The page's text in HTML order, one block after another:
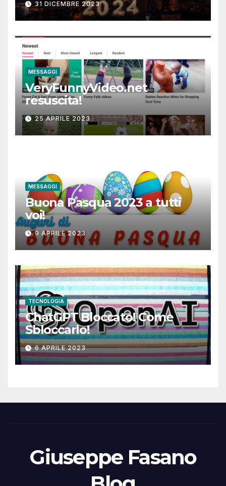
31 DICEMBRE 2023
MESSAGGI
VeryFunnyVideo.net
resuscita!
25 APRILE 2023
MESSAGGI
Buona Pasqua 2023 a tutti
voi!
9 APRILE 2023
TECNOLOGIA
ChatGPT Bloccato! Come
Sbloccarlo!
6 APRILE 2023
Giuseppe Fasano